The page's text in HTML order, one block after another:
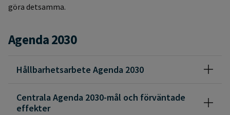
göra detsamma.
Agenda 2030
Hållbarhetsarbete Agenda 2030
Centrala Agenda 2030-mål och förväntade
effekter